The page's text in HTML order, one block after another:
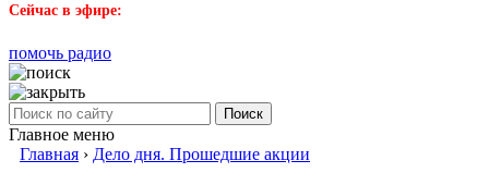
Сейчас в эфире:
помочь радио
Поиск
Главное меню
Главная › Дело дня. Прошедшие акции